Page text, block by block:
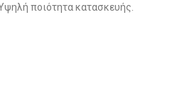
ποιότητα κατασκευής.